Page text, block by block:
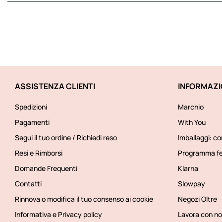
ASSISTENZA CLIENTI
Spedizioni
Pagamenti
Segui il tuo ordine / Richiedi reso
Resi e Rimborsi
Domande Frequenti
Contatti
Rinnova o modifica il tuo consenso ai cookie
Informativa e Privacy policy
Marchio
With You
Imballaggi:
Programma
Klarna
Slowpay
Negozi Oltre
Lavora con